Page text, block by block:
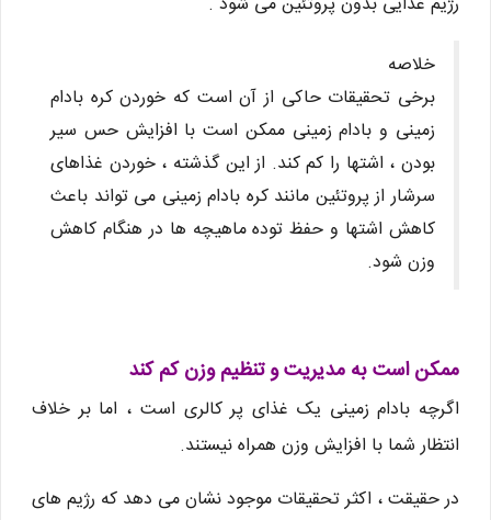
خلاصه
برخی تحقیقات حاکی از آن است که خوردن کره بادام
زمینی و بادام زمینی ممکن است با افزایش حس سیر
بودن ، اشتها را کم کند. از این گذشته ، خوردن غذاهای
سرشار از پروتئین مانند کره بادام زمینی می تواند باعث
کاهش اشتها و حفظ توده ماهیچه ها در هنگام کاهش
وزن شود.
ممکن است به مدیریت و تنظیم وزن کم کند
اگرچه بادام زمینی یک غذای پر کالری است ، اما بر خلاف
انتظار شما با افزایش وزن همراه نیستند.
در حقیقت ، اکثر تحقیقات موجود نشان می دهد که رژیم های